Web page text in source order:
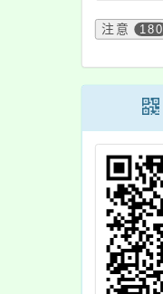
注意 180